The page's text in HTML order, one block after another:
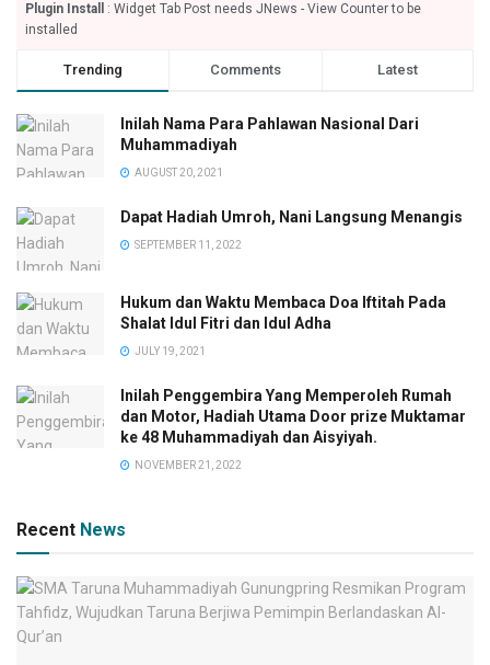
Plugin Install
: Widget Tab Post needs JNews - View Counter to be
installed
Trending Comments Latest
Inilah Nama Para Pahlawan Nasional Dari
Muhammadiyah
AUGUST 20, 2021
Dapat Hadiah Umroh, Nani Langsung Menangis
SEPTEMBER 11, 2022
Hukum dan Waktu Membaca Doa Iftitah Pada
Shalat Idul Fitri dan Idul Adha
JULY 19, 2021
Inilah Penggembira Yang Memperoleh Rumah
dan Motor, Hadiah Utama Door prize Muktamar
ke 48 Muhammadiyah dan Aisyiyah.
NOVEMBER 21, 2022
Recent News